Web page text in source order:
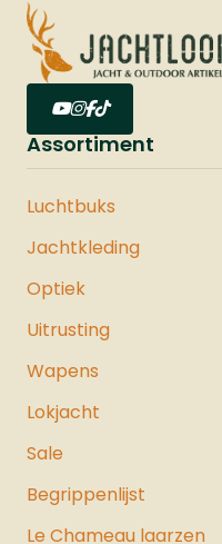
Assortiment
Luchtbuks
Jachtkleding
Optiek
Uitrusting
Wapens
Lokjacht
Sale
Begrippenlijst
Le Chameau laarzen